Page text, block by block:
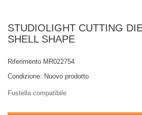
STUDIOLIGHT CUTTING
SHELL SHAPE
Riferimento MR022754
Condizione: Nuovo prodotto
Fustella compatibile